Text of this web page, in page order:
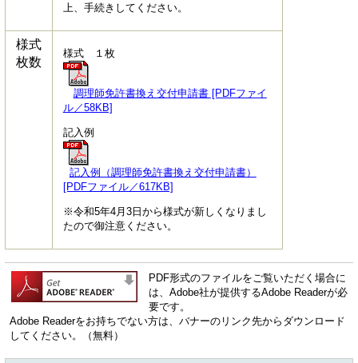
上、手続きしてください。
様式
枚数
様式 １枚
調理師免許書換え交付申請書 [PDFファイ
ル／58KB]
記入例
記入例（調理師免許書換え交付申請書）
[PDFファイル／617KB]
※令和5年4月3日から様式が新しくなりまし
たので御注意ください。
PDF形式のファイルをご覧いただく場合に
は、Adobe社が提供するAdobe Readerが必
要です。
Adobe Readerをお持ちでない方は、バナーのリンク先からダウンロード
してください。（無料）